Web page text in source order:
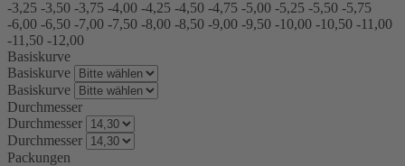
-3,25 -3,50 -3,75 -4,00 -4,25 -4,50 -4,75 -5,00 -5,25 -5,50 -5,75
-6,00 -6,50 -7,00 -7,50 -8,00 -8,50 -9,00 -9,50 -10,00 -10,50 -11,00
-11,50 -12,00
Basiskurve
Basiskurve
Basiskurve
Durchmesser
Durchmesser
Durchmesser
Packungen